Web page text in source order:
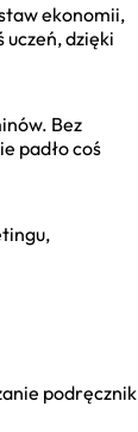
ekonomii,
dzięki
Bez
padło coś
podręcznik